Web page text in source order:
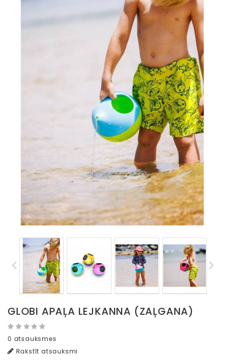
GLOBI APAĻA LEJKANNA (ZAĻGANA)
0 atsauksmes
Rakstīt atsauksmi